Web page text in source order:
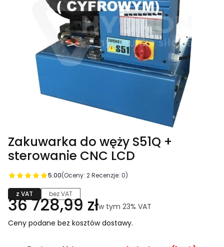
Zakuwarka do węży S51Q +
sterowanie CNC LCD
5.00(Oceny: 2 Recenzje: 0)
z VAT bez VAT
Cena
36 728,99 złw tym 23% VAT
w tym 23% VAT
Ceny podane bez kosztów dostawy.